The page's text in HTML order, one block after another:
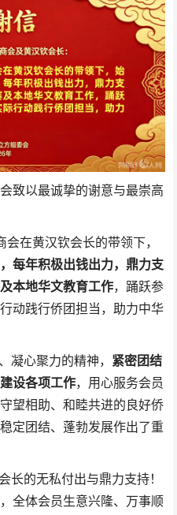
致以最诚挚的谢意与最崇高
在黄汉钦会长的带领下，
每年积极出钱出力，鼎力支
本地华文教育工作，踊跃参
动践行侨团担当，助力中华
心聚力的精神， 紧密团结
设各项工作，用心服务会员
望相助、和睦共进的良好侨
定团结、蓬勃发展作出了重
的无私付出与鼎力支持！
全体会员生意兴隆、万事顺